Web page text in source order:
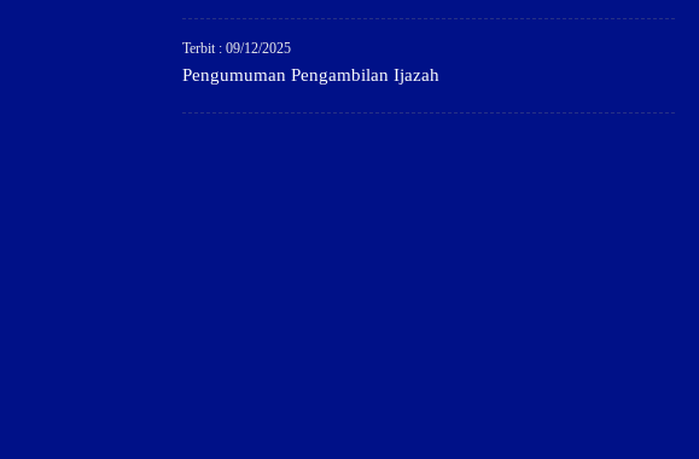
Terbit : 09/12/2025
Pengumuman Pengambilan Ijazah